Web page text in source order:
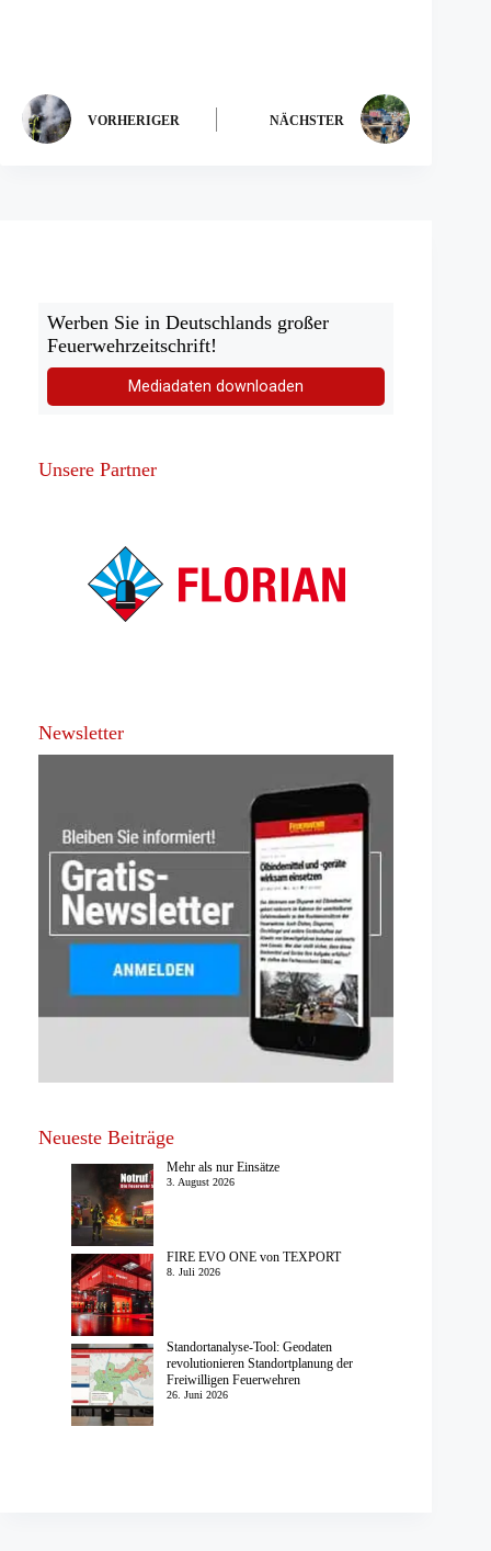
VORHERIGER NÄCHSTER
Werben Sie in Deutschlands großer
Feuerwehrzeitschrift!
Mediadaten downloaden
Unsere Partner
Newsletter
Neueste Beiträge
Mehr als nur Einsätze
3. August 2026
FIRE EVO ONE von TEXPORT
8. Juli 2026
Standortanalyse-Tool: Geodaten
revolutionieren Standortplanung der
Freiwilligen Feuerwehren
26. Juni 2026